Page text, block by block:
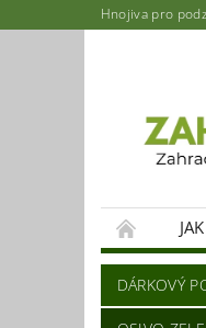
Hnojiva pro
DÁRKOVÝ